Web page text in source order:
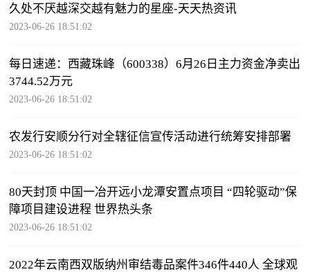
久处不厌越深交越有魅力的星座-天天热资讯
2023-06-26 18:51:02
每日速递：西藏珠峰（600338）6月26日主力资金净卖出
3744.52万元
2023-06-26 18:51:02
农发行安顺分行对全辖征信宣传活动进行统筹安排部署
2023-06-26 18:51:02
80天封顶 中国一冶开远小龙潭安置点项目 “四轮驱动”保
障项目建设进程 世界热头条
2023-06-26 18:51:02
2022年云南西双版纳州审结毒品案件346件440人 全球观